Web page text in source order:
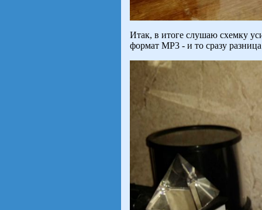
Итак, в итоге слушаю схемку
формат MP3 - и то сразу